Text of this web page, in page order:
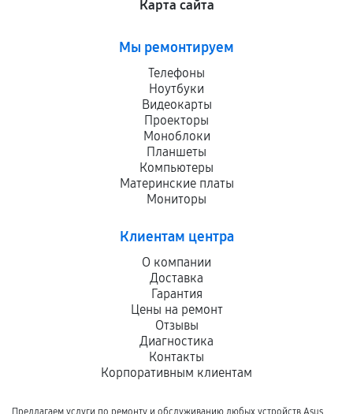
Карта сайта
Мы ремонтируем
Телефоны
Ноутбуки
Видеокарты
Проекторы
Моноблоки
Планшеты
Компьютеры
Материнские платы
Мониторы
Клиентам центра
О компании
Доставка
Гарантия
Цены на ремонт
Отзывы
Диагностика
Контакты
Корпоративным клиентам
Предлагаем услуги по ремонту и обслуживанию любых устройств Asus